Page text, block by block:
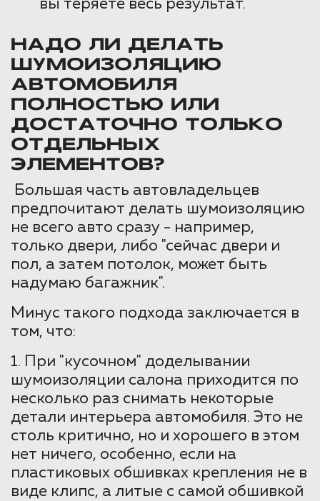
вы теряете весь результат.
НАДО ЛИ ДЕЛАТЬ
ШУМОИЗОЛЯЦИЮ
АВТОМОБИЛЯ
ПОЛНОСТЬЮ ИЛИ
ДОСТАТОЧНО ТОЛЬКО
ОТДЕЛЬНЫХ
ЭЛЕМЕНТОВ?
Большая часть автовладельцев
предпочитают делать шумоизоляцию
не всего авто сразу - например,
только двери, либо "сейчас двери и
пол, а затем потолок, может быть
надумаю багажник".
Минус такого подхода заключается в
том, что:
1. При "кусочном" доделывании
шумоизоляции салона приходится по
несколько раз снимать некоторые
детали интерьера автомобиля. Это не
столь критично, но и хорошего в этом
нет ничего, особенно, если на
пластиковых обшивках крепления не в
виде клипс, а литые с самой обшивкой